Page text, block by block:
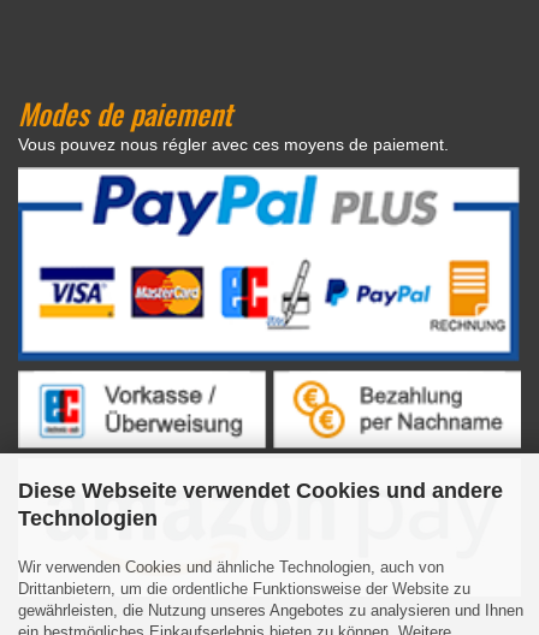
Diese Webseite verwendet Cookies und andere
Technologien
Wir verwenden Cookies und ähnliche Technologien, auch von
Drittanbietern, um die ordentliche Funktionsweise der Website zu
gewährleisten, die Nutzung unseres Angebotes zu analysieren und Ihnen
ein bestmögliches Einkaufserlebnis bieten zu können. Weitere
Modes de paiement
Vous pouvez nous régler avec ces moyens de paiement.